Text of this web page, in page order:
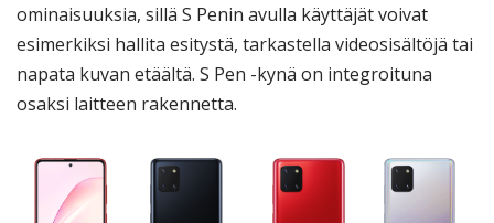
ominaisuuksia, sillä S Penin avulla käyttäjät voivat
esimerkiksi hallita esitystä, tarkastella videosisältöjä tai
napata kuvan etäältä. S Pen -kynä on integroituna
osaksi laitteen rakennetta.